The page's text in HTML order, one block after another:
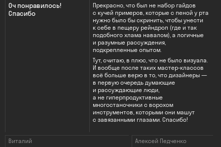
Оч понравилось!
Спасибо
Прекрасно, что был не набор гайдов
с кучей примеров, которые с пеной у рта
нужно было бы скринить, чтобы унести
к себе в пещеру рейндроп (где и так
подобного хлама навалом), а логичные
и разумные рассуждения,
подкрепленные опытом.
Тут, считаю, в плюс, что не было визуала.
И вообще после таких мастер-классов
всё больше верю в то, что дизайнеры —
в первую очередь думающие
и рассуждающие люди,
а не гиперпродуктивные
многостаночники с ворохом
инструментов, которыми они машут
с завязанными глазами. Спасибо!
Виталий
Алексей Педченко